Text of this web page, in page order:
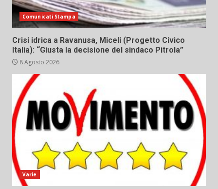
Comunicati Stampa
Crisi idrica a Ravanusa, Miceli (Progetto Civico
Italia): “Giusta la decisione del sindaco Pitrola”
8 Agosto 2026
Varie